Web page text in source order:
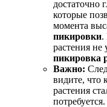
достаточно
которые
момента
пикировки.
растения не
пикировка
Важно:
видите, что
растения
потребуется.